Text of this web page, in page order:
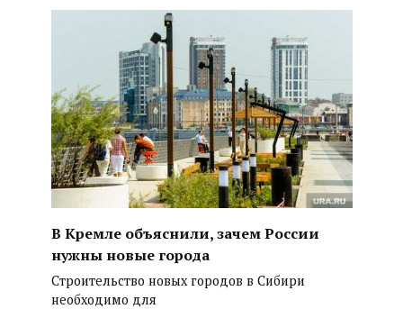
В Кремле объяснили, зачем России
нужны новые города
Строительство новых городов в Сибири
необходимо для